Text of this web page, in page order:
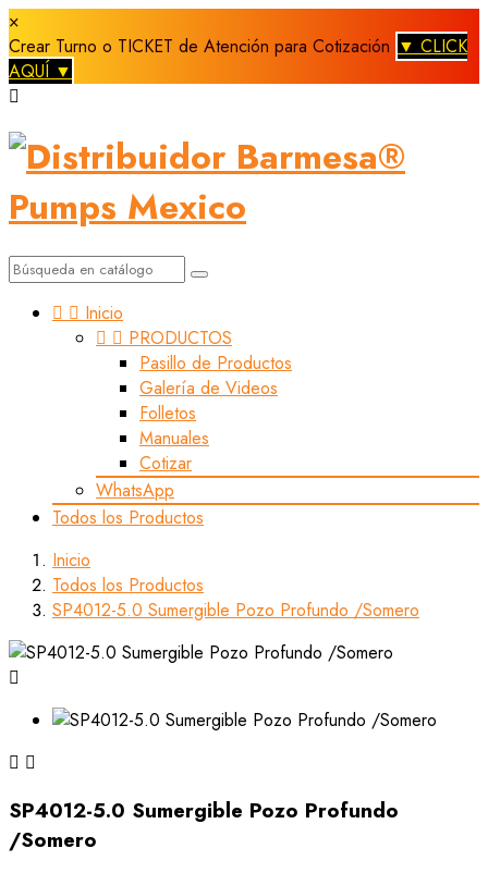
×
Crear Turno o TICKET de Atención para Cotización ▼ CLICK
AQUÍ ▼

  Inicio
  PRODUCTOS
Pasillo de Productos
Galería de Videos
Folletos
Manuales
Cotizar
WhatsApp
Todos los Productos
Inicio
Todos los Productos
SP4012-5.0 Sumergible Pozo Profundo /Somero

 
SP4012-5.0 Sumergible Pozo Profundo
/Somero